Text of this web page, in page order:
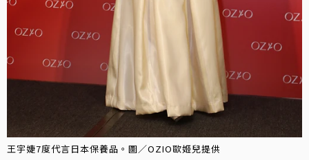
王宇婕7度代言日本保養品。圖／OZIO歐姬兒提供